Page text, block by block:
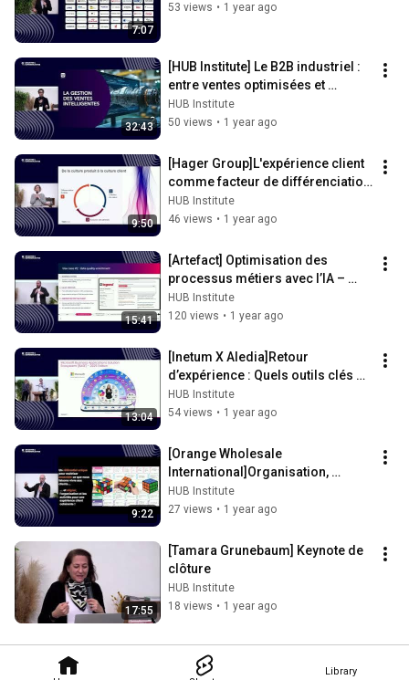
Library
7:07
53 views • 1 year ago
32:43
[HUB Institute] Le B2B industriel :
entre ventes optimisées et
résilience de la supply chain.
HUB Institute
50 views • 1 year ago
9:50
[Hager Group]L'expérience client
comme facteur de différenciation
et de compétitivité
HUB Institute
46 views • 1 year ago
15:41
[Artefact] Optimisation des
processus métiers avec l’IA –
Modèle opératoire et cas
concrets.
HUB Institute
120 views • 1 year ago
13:04
[Inetum X Aledia]Retour
d’expérience : Quels outils clés
pour assurer sa croissance B2B ?
HUB Institute
54 views • 1 year ago
9:22
[Orange Wholesale
International]Organisation,
parcours : digital et humain
repensent la relation B2B
HUB Institute
27 views • 1 year ago
17:55
[Tamara Grunebaum] Keynote de
clôture
HUB Institute
18 views • 1 year ago